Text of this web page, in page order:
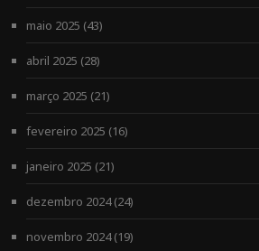
maio 2025 (43)
abril 2025 (28)
março 2025 (21)
fevereiro 2025 (16)
janeiro 2025 (21)
dezembro 2024(24)
novembro 2024(19)